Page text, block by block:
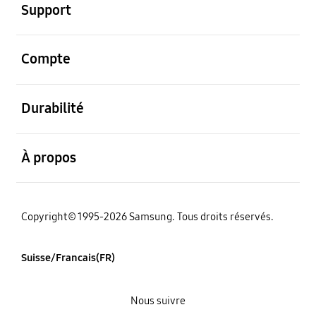
Support
Compte
Durabilité
À propos
Copyright© 1995-2026 Samsung. Tous droits réservés.
Suisse/Francais(FR)
Nous suivre